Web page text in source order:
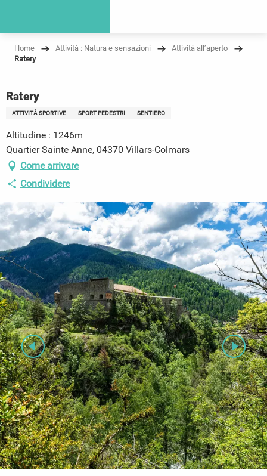
Home Attività : Natura e sensazioni
Attività all’aperto
Ratery
Ratery
ATTIVITÀ SPORTIVE SPORT PEDESTRI SENTIERO
Altitudine : 1246m
Quartier Sainte Anne, 04370 Villars-Colmars
Come arrivare
Condividere